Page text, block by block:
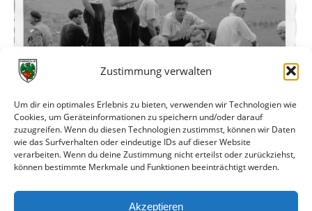
Zustimmung verwalten
Um dir ein optimales Erlebnis zu bieten, verwenden wir Technologien wie
Cookies, um Geräteinformationen zu speichern und/oder darauf
zuzugreifen. Wenn du diesen Technologien zustimmst, können wir Daten
wie das Surfverhalten oder eindeutige IDs auf dieser Website
verarbeiten. Wenn du deine Zustimmung nicht erteilst oder zurückziehst,
können bestimmte Merkmale und Funktionen beeinträchtigt werden.
Akzeptieren
Oben v.l.n.r.:Günter Bär (stehend mit Hand in der
Sehrt.